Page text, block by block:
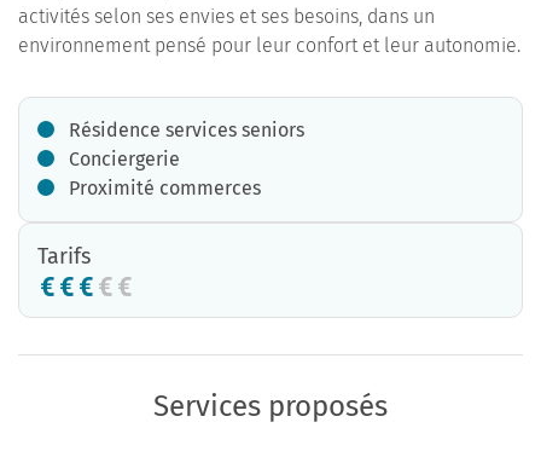
activités selon ses envies et ses besoins, dans un
environnement pensé pour leur confort et leur autonomie.
Résidence services seniors
Conciergerie
Proximité commerces
Tarifs
Services proposés